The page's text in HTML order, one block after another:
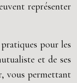
représenter
pour les
et de ses
vous permettant